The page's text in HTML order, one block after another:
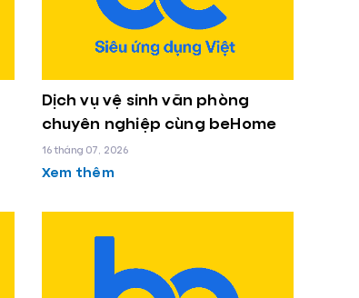
Dịch vụ vệ sinh văn phòng
chuyên nghiệp cùng beHome
16 tháng 07, 2026
Xem thêm